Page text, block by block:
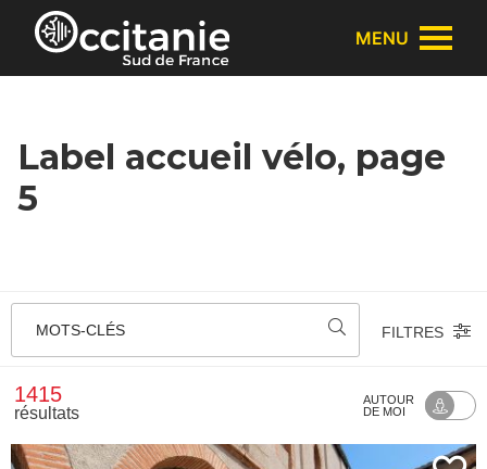
Panneau de gestion des cookies
MENU
Label accueil vélo, page
5
MOTS-CLÉS FILTRES
1415
résultats
AUTOUR
DE MOI